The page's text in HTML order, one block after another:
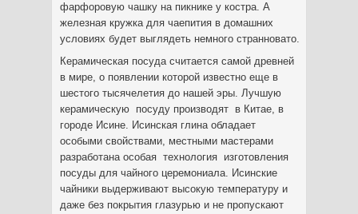
фарфоровую чашку на пикнике у костра. А
железная кружка для чаепития в домашних
условиях будет выглядеть немного странновато.
Керамическая посуда считается самой древней
в мире, о появлении которой известно еще в
шестого тысячелетия до нашей эры. Лучшую
керамическую посуду производят в Китае, в
городе Исине. Исинская глина обладает
особыми свойствами, местными мастерами
разработана особая технология изготовления
посуды для чайного церемониала. Исинские
чайники выдерживают высокую температуру и
даже без покрытия глазурью и не пропускают